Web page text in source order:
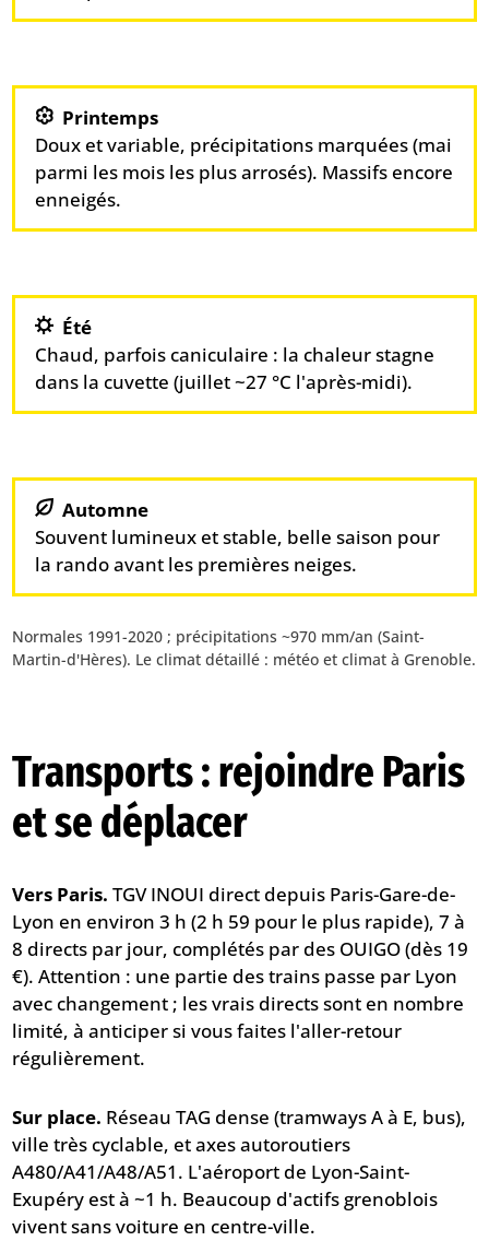
Printemps
Doux et variable, précipitations marquées (mai
parmi les mois les plus arrosés). Massifs encore
enneigés.
Été
Chaud, parfois caniculaire : la chaleur stagne
dans la cuvette (juillet ~27 °C l'après-midi).
Automne
Souvent lumineux et stable, belle saison pour
la rando avant les premières neiges.
Normales 1991-2020 ; précipitations ~970 mm/an (Saint-
Martin-d'Hères). Le climat détaillé : météo et climat à Grenoble.
Transports : rejoindre Paris
et se déplacer
Vers Paris. TGV INOUI direct depuis Paris-Gare-de-
Lyon en environ 3 h (2 h 59 pour le plus rapide), 7 à
8 directs par jour, complétés par des OUIGO (dès 19
€). Attention : une partie des trains passe par Lyon
avec changement ; les vrais directs sont en nombre
limité, à anticiper si vous faites l'aller-retour
régulièrement.
Sur place. Réseau TAG dense (tramways A à E, bus),
ville très cyclable, et axes autoroutiers
A480/A41/A48/A51. L'aéroport de Lyon-Saint-
Exupéry est à ~1 h. Beaucoup d'actifs grenoblois
vivent sans voiture en centre-ville.